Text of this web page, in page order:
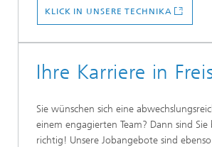
KLICK IN UNSERE TECHNIKA
Ihre Karriere in
Sie wünschen sich eine
einem engagierten Team? Dann sind Sie
richtig! Unsere Jobangebote sind